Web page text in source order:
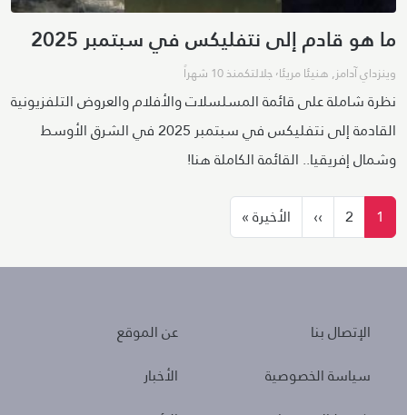
ما هو قادم إلى نتفليكس في سبتمبر 2025
وينزداي آدامز, هنيئا مريئا٬ جلالتك منذ 10 شهراً
نظرة شاملة على قائمة المسلسلات والأفلام والعروض التلفزيونية
القادمة إلى نتفليكس في سبتمبر 2025 في الشرق الأوسط
وشمال إفريقيا.. القائمة الكاملة هنا!
ترقيم الصفحات
1
2
›› الصفحة التالية
الأخيرة »
Policies
الإتصال بنا
سياسة الخصوصية
About
عن الموقع
الأخبار